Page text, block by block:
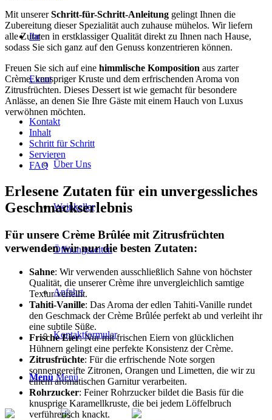
Ihr
Event
Kontakt
Über Uns
Weinkeller
Öffnungszeiten
Anfahrt
Kontaktformular
Menü Menü
Mit unsererSchritt-für-Schritt-Anleitung gelingt Ihnen die
Zubereitung dieser Spezialität auch zuhause mühelos. Wir liefern
alle Zutaten in erstklassiger Qualität direkt zu Ihnen nach Hause,
sodass Sie sich ganz auf den Genuss konzentrieren können.
Freuen Sie sich auf eine himmlische Komposition aus zarter
Crème, knuspriger Kruste und dem erfrischenden Aroma von
Zitrusfrüchten. Dieses Dessert ist wie gemacht für besondere
Anlässe, an denen Sie Ihre Gäste mit einem Hauch von Luxus
verwöhnen möchten.
Inhalt
Schritt für Schritt
Servieren
FAQ
Erlesene Zutaten für ein unvergessliches
Geschmackserlebnis
Für unsere Crème Brûlée mit Zitrusfrüchten
verwenden wir nur die besten Zutaten:
Sahne: Wir verwenden ausschließlich Sahne von höchster
Qualität, die unserer Crème ihre unvergleichlich samtige
Textur verleiht.
Tahiti-Vanille: Das Aroma der edlen Tahiti-Vanille rundet
den Geschmack der Crème Brûlée perfekt ab und verleiht ihr
eine subtile Süße.
Frische Eier: Nur mit frischen Eiern von glücklichen
Hühnern gelingt eine perfekte Konsistenz der Crème.
Zitrusfrüchte: Für die erfrischende Note sorgen
sonnengereifte Zitronen, Orangen und Limetten, die wir zu
einem aromatischen Garnitur verarbeiten.
Rohrzucker: Feiner Rohrzucker bildet die Basis für die
knusprige Karamellkruste, die bei jedem Löffelbruch
verführerisch knackt.